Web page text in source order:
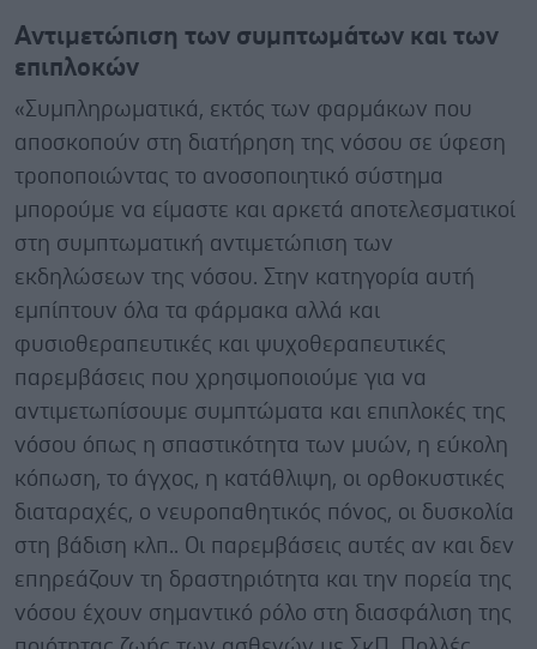
Αντιμετώπιση των συμπτωμάτων και των
επιπλοκών
«Συμπληρωματικά, εκτός των φαρμάκων που
αποσκοπούν στη διατήρηση της νόσου σε ύφεση
τροποποιώντας το ανοσοποιητικό σύστημα
μπορούμε να είμαστε και αρκετά αποτελεσματικοί
στη συμπτωματική αντιμετώπιση των
εκδηλώσεων της νόσου. Στην κατηγορία αυτή
εμπίπτουν όλα τα φάρμακα αλλά και
φυσιοθεραπευτικές και ψυχοθεραπευτικές
παρεμβάσεις που χρησιμοποιούμε για να
αντιμετωπίσουμε συμπτώματα και επιπλοκές της
νόσου όπως η σπαστικότητα των μυών, η εύκολη
κόπωση, το άγχος, η κατάθλιψη, οι ορθοκυστικές
διαταραχές, ο νευροπαθητικός πόνος, οι δυσκολία
στη βάδιση κλπ.. Οι παρεμβάσεις αυτές αν και δεν
επηρεάζουν τη δραστηριότητα και την πορεία της
νόσου έχουν σημαντικό ρόλο στη διασφάλιση της